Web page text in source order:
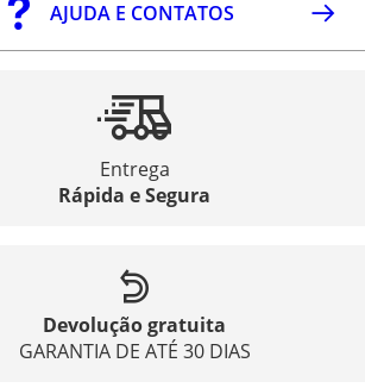
AJUDA E CONTATOS
Entrega
Rápida e Segura
Devolução gratuita
GARANTIA DE ATÉ 30 DIAS